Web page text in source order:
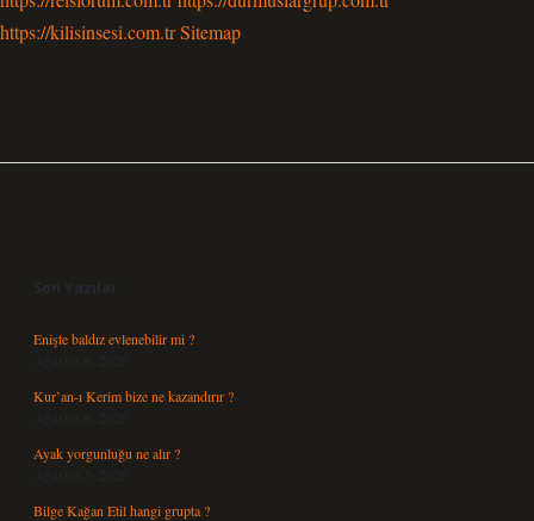
https://kilisinsesi.com.trSitemap
Son Yazılar
Enişte baldız evlenebilir mi ?
Ağustos 6, 2026
Kur’an-ı Kerim bize ne kazandırır ?
Ağustos 6, 2026
Ayak yorgunluğu ne alır ?
Ağustos 5, 2026
Bilge Kağan Etil hangi grupta ?